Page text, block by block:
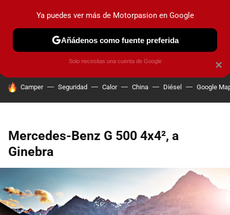
PRUEBAS COCHES ELÉCTRICOS OBSERVATORIO
HOY SE HABLA DE
Camper Seguridad Calor China Diésel Google
Mercedes-Benz G 500 4x4², a
Ginebra
×
Ya puedes ver más de Motorpasion en Google
Añádenos como fuente preferida
Solo necesitas una cuenta de Google